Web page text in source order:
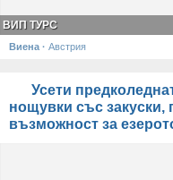
ВИП ТУРС
Виена · Австрия
Усети
нощувки със закуски,
възможност за